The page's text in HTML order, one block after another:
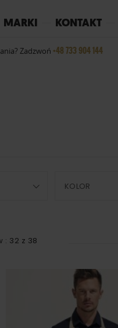
MARKI KONTAKT
Zadzwoń +48 733 904 144
KOLOR
: 32 z 38